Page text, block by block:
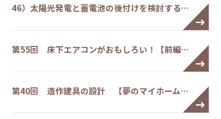
46）太陽光発電と蓄電池の後付けを検討する…
第55回 床下エアコンがおもしろい！【前編…
第40回 造作建具の設計 【夢のマイホーム…